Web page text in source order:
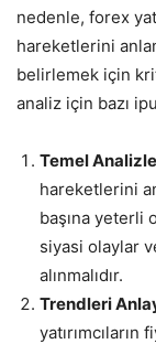
nedenle, forex
hareketlerini
belirlemek için
analiz için bazı
Temel
hareketlerini
başına yeterli
siyasi olaylar
alınmalıdır.
Trendleri